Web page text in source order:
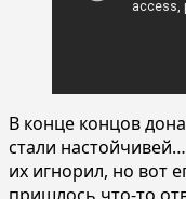
В конце концов
стали
их игнорил, но вот